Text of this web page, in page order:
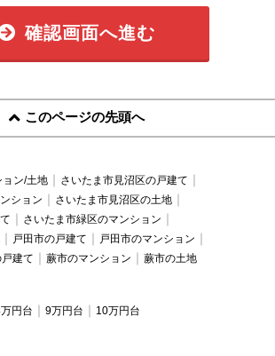
確認画面へ進む
このページの先頭へ
ョン/土地
さいたま市見沼区の戸建て
ション
さいたま市見沼区の土地
さいたま市緑区のマンション
戸田市の戸建て
戸田市のマンション
建て 蕨市のマンション 蕨市の土地
円台 9万円台 10万円台